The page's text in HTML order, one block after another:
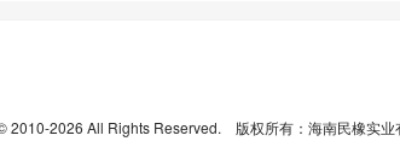
2010-2026 All Rights Reserved. 版权所有：海南民橡实业